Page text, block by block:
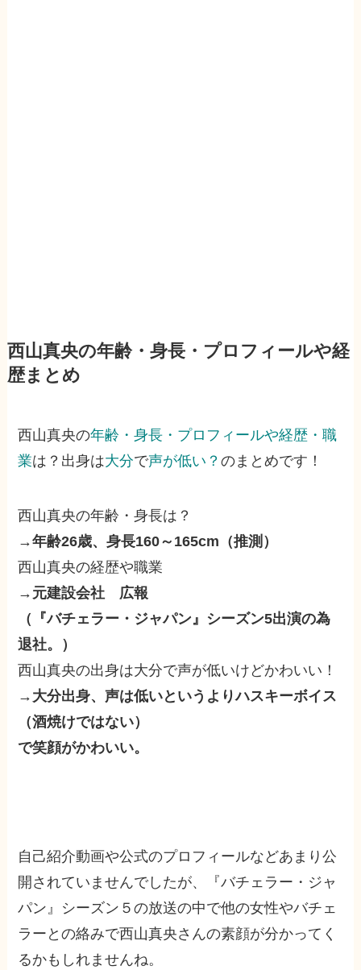
西山真央の年齢・身長・プロフィールや経
歴まとめ
西山真央の年齢・身長・プロフィールや経歴・職
業は？出身は大分で声が低い？のまとめです！
西山真央の年齢・身長は？
→年齢26歳、身長160～165cm（推測）
西山真央の経歴や職業
→元建設会社 広報
（『バチェラー・ジャパン』シーズン5出演の為
退社。）
西山真央の出身は大分で声が低いけどかわいい！
→大分出身、声は低いというよりハスキーボイス
（酒焼けではない）
で笑顔がかわいい。
自己紹介動画や公式のプロフィールなどあまり公
開されていませんでしたが、『バチェラー・ジャ
パン』シーズン５の放送の中で他の女性やバチェ
ラーとの絡みで西山真央さんの素顔が分かってく
るかもしれませんね。